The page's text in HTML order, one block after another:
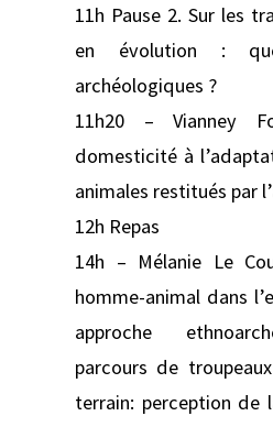
11h Pause 2. Sur les
en évolution :
archéologiques ?
11h20 – Vianney
domesticité à
animales restitués par
12h Repas
14h – Mélanie Le
homme-animal dans
approche
parcours de
terrain: perception de